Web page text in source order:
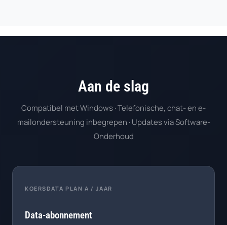
Aan de slag
Compatibel met Windows · Telefonische, chat- en e-
mailondersteuning inbegrepen · Updates via Software-
Onderhoud
KOERSDATA PLAN A / JAAR
Data-abonnement